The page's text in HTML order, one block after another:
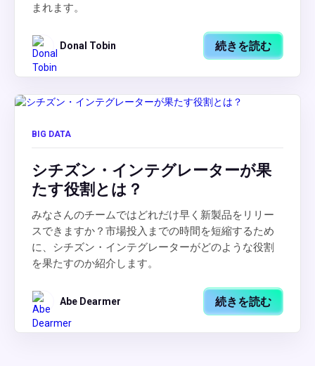
まれます。
Donal Tobin 続きを読む
BIG DATA
シチズン・インテグレーターが果
たす役割とは？
みなさんのチームではどれだけ早く新製品をリリー
スできますか？市場投入までの時間を短縮するため
に、シチズン・インテグレーターがどのような役割
を果たすのか紹介します。
Abe Dearmer 続きを読む